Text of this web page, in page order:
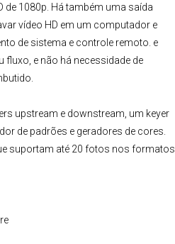
de 1080p. Há também uma saída
vídeo HD em um computador e
de sistema e controle remoto. e
fluxo, e não há necessidade de
upstream e downstream, um keyer
de padrões e geradores de cores.
suportam até 20 fotos nos formatos